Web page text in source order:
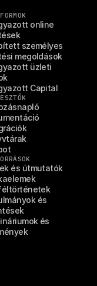
online
személyes
megoldások
üzleti
Capital
és útmutatók
és
és